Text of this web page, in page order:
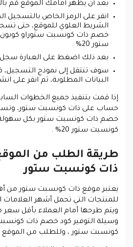
بعد أن يظهر أمامك الموقع قم
انقر على الرمز الخاص بالتسجيل
الشريط العلوي للموقع، حتى
خصم ذات كونسبت ستوراو
ستور 20% .
بعد ذلك اضغط على العبارة سجل
سوف تنتقل إلى نموذج
البيانات المطلوبة، ثم انقر على
إذا قمت بتنفيذ جميع الخطوات
حساب على ذات كونسبت ستور،
خصم ذات كونسبت ستور بكل
كونسبت ستور 20% .
طريقة الطلب من الموقع
ذات كونسبت ستور
يعتبر موقع ذات كونسبت ستور من
للمنتجات التي تحمل أشهر العلامات
ويتم طرحها أمام العملاء بأقل سعر
وسيلة التوفير كود خصم ذات
كونسبت ستور ، وللطلب من الموقع